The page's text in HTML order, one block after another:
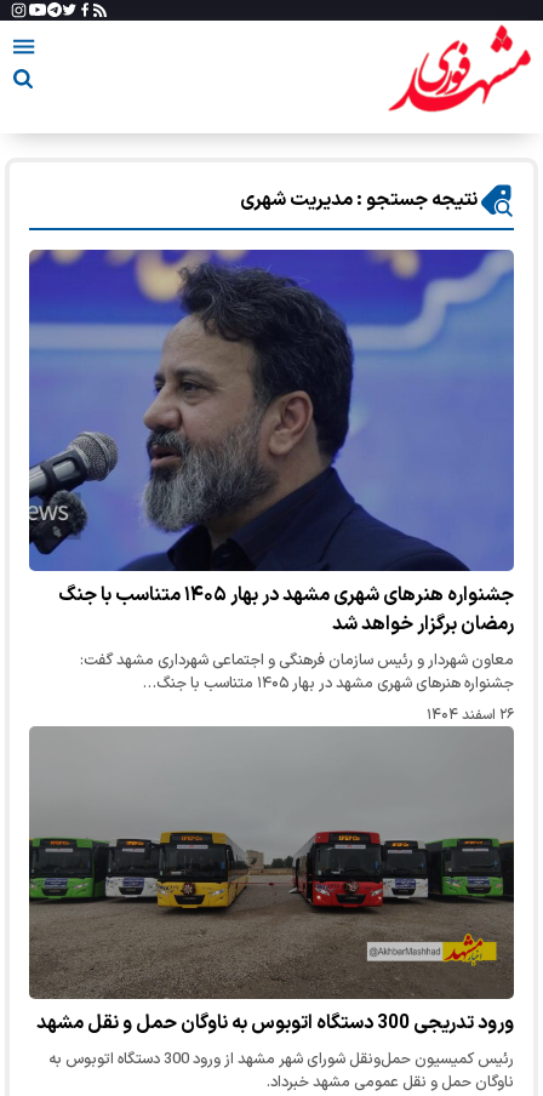
نتیجه جستجو : مدیریت شهری
جشنواره هنر‌های شهری مشهد در بهار ۱۴۰۵ متناسب با جنگ
رمضان برگزار خواهد شد
معاون شهردار و رئیس سازمان فرهنگی و اجتماعی شهرداری مشهد گفت:
جشنواره هنر‌های شهری مشهد در بهار ۱۴۰۵ متناسب با جنگ…
۲۶ اسفند ۱۴۰۴
ورود تدریجی 300 دستگاه اتوبوس به ناوگان حمل و نقل مشهد
رئیس کمیسیون حمل‌ونقل شورای شهر مشهد از ورود 300 دستگاه اتوبوس به
ناوگان حمل و نقل عمومی مشهد خبرداد.